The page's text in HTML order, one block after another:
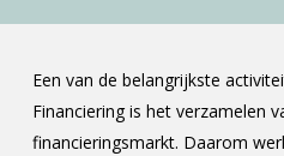
Een van de belangrijkste
Financiering is het verzamelen
financieringsmarkt. Daarom